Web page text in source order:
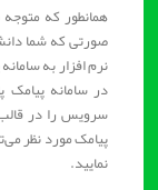
همانطور که
صورتی که شما
نرم افزار به
در سامانه پیامک
سرویس را در قالب
پیامک مورد نظر
نمایید.